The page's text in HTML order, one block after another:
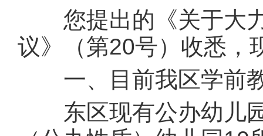
您提出的《关于大力
议》（第20号）收悉
一、目前我区学前
东区现有公办幼儿园